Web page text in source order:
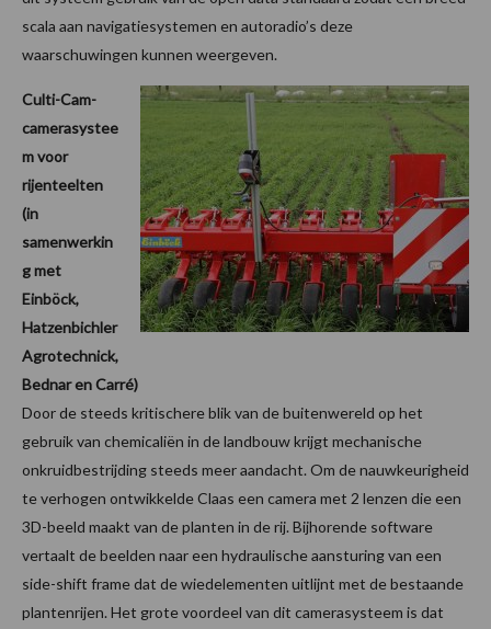
scala aan navigatiesystemen en autoradio’s deze
waarschuwingen kunnen weergeven.
Culti-Cam-
camerasystee
m voor
rijenteelten
(in
samenwerkin
g met
Einböck,
Hatzenbichler
Agrotechnick,
Bednar en Carré)
Door de steeds kritischere blik van de buitenwereld op het
gebruik van chemicaliën in de landbouw krijgt mechanische
onkruidbestrijding steeds meer aandacht. Om de nauwkeurigheid
te verhogen ontwikkelde Claas een camera met 2 lenzen die een
3D-beeld maakt van de planten in de rij. Bijhorende software
vertaalt de beelden naar een hydraulische aansturing van een
side-shift frame dat de wiedelementen uitlijnt met de bestaande
plantenrijen. Het grote voordeel van dit camerasysteem is dat